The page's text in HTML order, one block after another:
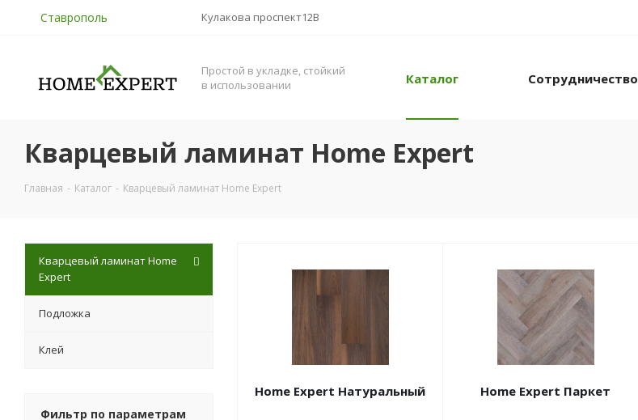
Ставрополь Кулакова проспект12В
Простой в укладке, стойкий
в использовании
Каталог Сотрудничество
Кварцевый ламинат Home Expert
Главная - Каталог - Кварцевый ламинат Home Expert
Home Expert Натуральный Home Expert Паркет
Кварцевый ламинат Home
Expert
Подложка
Клей
Фильтр по параметрам